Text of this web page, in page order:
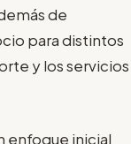
de
para distintos
y los servicios
enfoque inicial